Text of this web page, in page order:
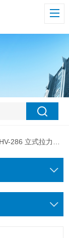
286 立式拉力试验机